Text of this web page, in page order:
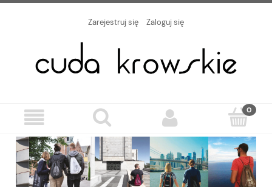
Zarejestruj się Zaloguj się